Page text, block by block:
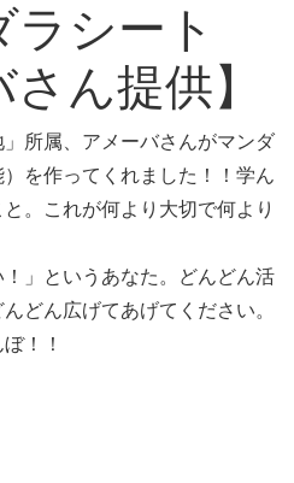
シート
さん提供】
」所属、アメーバさんがマンダ
を作ってくれました！！学ん
。これが何より大切で何より
！」というあなた。どんどん活
どん広げてあげてください。
！！